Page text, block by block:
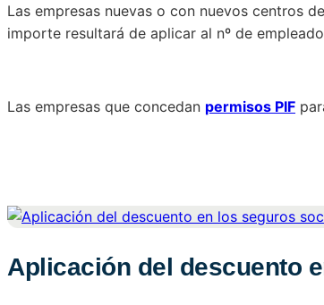
Las empresas nuevas o con nuevos centros
importe resultará de aplicar al nº de
Las empresas que concedan permisos PIF
Aplicación del descuento